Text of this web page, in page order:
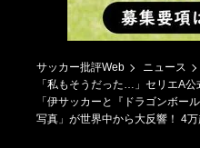
サッカー批評Web
ニュース
「私もそうだった…」セリエA
「伊サッカーと『ドラゴンボー
写真」が世界中から大反響！ 4